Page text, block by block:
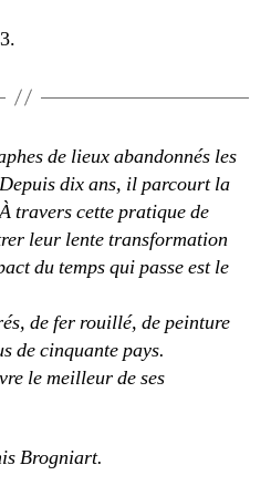
de lieux abandonnés les
dix ans, il parcourt la
travers cette pratique de
leur lente transformation
du temps qui passe est le
de fer rouillé, de peinture
de cinquante pays.
le meilleur de ses
Brogniart.